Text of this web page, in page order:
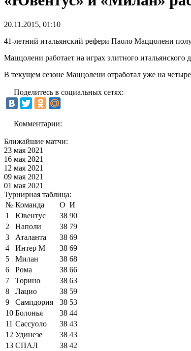
20.11.2015, 01:10
41-летний итальянский рефери Паоло Маццолени
Маццолени работает на играх элитного
В текущем сезоне Маццолени отработал уже на
Поделитесь в социальных сетях:
Комментарии:
Ближайшие матчи:
23 мая 2021
16 мая 2021
12 мая 2021
09 мая 2021
01 мая 2021
Турнирная таблица:
№ Команда О И
1
Ювентус 38 90
2
Наполи 38 79
3
Аталанта 38 69
4
Интер М 38 69
5
Милан 38 68
6
Рома 38 66
7
Торино 38 63
8
Лацио 38 59
9
Сампдория 38 53
10 Болонья 38 44
11 Сассуоло 38 43
12 Удинезе 38 43
13 СПАЛ 38 42